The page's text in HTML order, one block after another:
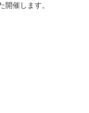
開催します。